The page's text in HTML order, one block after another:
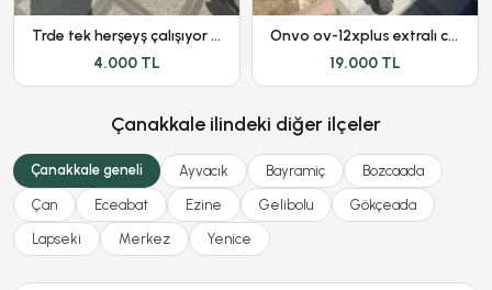
Trde tek herşeyş çalışıyor düşük km
4.000 TL
Onvo ov-12xplus extralı ciddi alıcılara ufak bir pazarlık olur
19.000 TL
Çanakkale ilindeki diğer ilçeler
Çanakkale geneli Ayvacık Bayramiç Bozcaada
Çan Eceabat Ezine Gelibolu Gökçeada
Lapseki Merkez Yenice